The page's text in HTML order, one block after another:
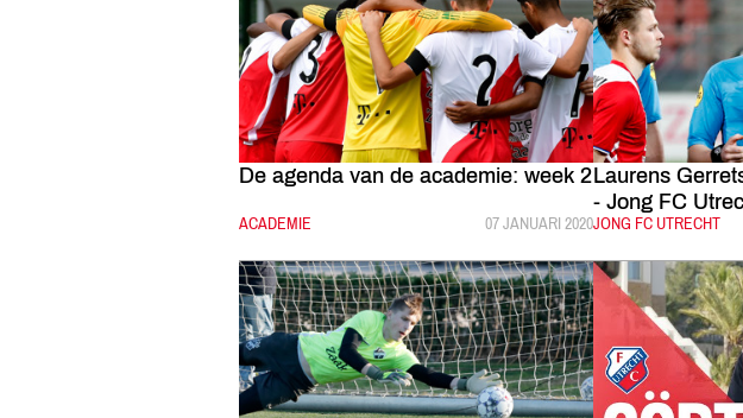
De agenda van de academie: week 2
CATEGORIE:
ACADEMIE GEPUBLICEERD:
07 JANUARI 2020
Laurens
- Jong FC
CATEGORIE:
JONG FC UTRECHT